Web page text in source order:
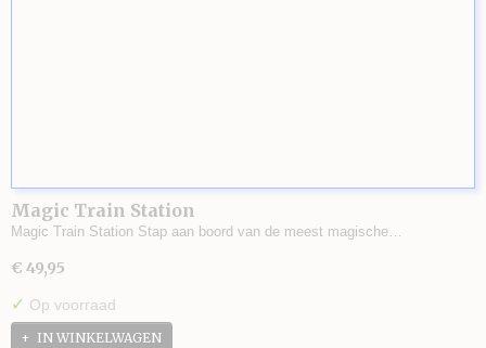
Magic Train Station
Magic Train Station Stap aan boord van de meest magische…
€ 49,95
✓ Op voorraad
IN WINKELWAGEN